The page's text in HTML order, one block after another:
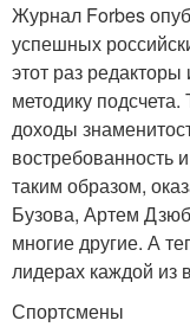
Журнал Forbes
успешных
этот раз
методику
доходы
востребованность
таким образом,
Бузова, Артем
многие другие. А
лидерах каждой из
Спортсмены